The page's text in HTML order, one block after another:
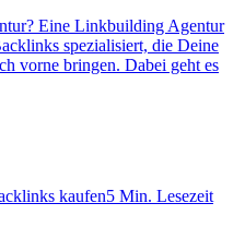
Eine Linkbuilding Agentur
spezialisiert, die Deine
vorne bringen. Dabei geht es
5 Min. Lesezeit